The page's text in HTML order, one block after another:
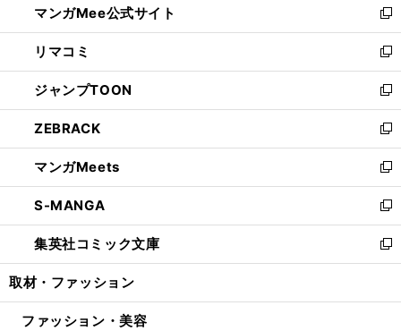
く
ド
ウ
で
開
く
ィ
ン
ド
ウ
で
開
く
い
ウ
ィ
ン
ド
ウ
で
開
く
マンガMee公式サイト
新
し
い
ウ
ィ
ン
ド
ウ
で
開
く
リマコミ
新
し
い
ウ
ィ
ン
ド
ウ
で
開
く
ジャンプTOON
新
し
い
ウ
ィ
ン
ド
ウ
で
開
ZEBRACK
新
し
い
ウ
ィ
ン
ド
ウ
開
マンガMeets
新
し
い
ウ
ィ
ン
ウ
S-MANGA
新
し
い
ウ
ン
集英社コミック文庫
新
し
ウ
取材・ファッション
ファッション・美容